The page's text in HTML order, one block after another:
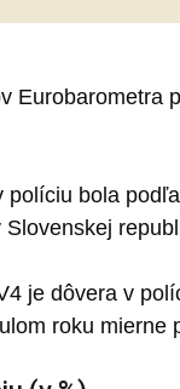
Eurobarometra
políciu bola
je dôvera v
roku mierne